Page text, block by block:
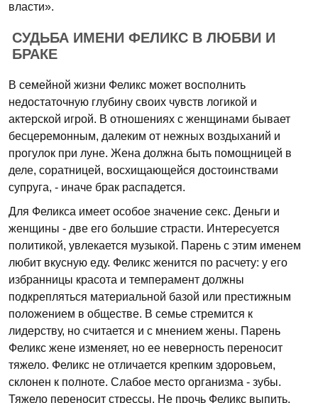
власти».
СУДЬБА ИМЕНИ ФЕЛИКС В ЛЮБВИ И
БРАКЕ
В семейной жизни Феликс может восполнить
недостаточную глубину своих чувств логикой и
актерской игрой. В отношениях с женщинами бывает
бесцеремонным, далеким от нежных воздыханий и
прогулок при луне. Жена должна быть помощницей в
деле, соратницей, восхищающейся достоинствами
супруга, - иначе брак распадется.
Для Феликса имеет особое значение секс. Деньги и
женщины - две его большие страсти. Интересуется
политикой, увлекается музыкой. Парень с этим именем
любит вкусную еду. Феликс женится по расчету: у его
избранницы красота и темперамент должны
подкрепляться материальной базой или престижным
положением в обществе. В семье стремится к
лидерству, но считается и с мнением жены. Парень
Феликс жене изменяет, но ее неверность переносит
тяжело. Феликс не отличается крепким здоровьем,
склонен к полноте. Слабое место организма - зубы.
Тяжело переносит стрессы. Не прочь Феликс выпить.